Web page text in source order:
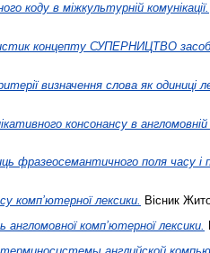
коду в міжкультурній комунікації.
концепту СУПЕРНИЦТВО
визначення слова як одиниці
консонансу в англомовній
фразеосемантичного поля часу і
комп’ютерної лексики. Вісник
комп’ютерної лексики.